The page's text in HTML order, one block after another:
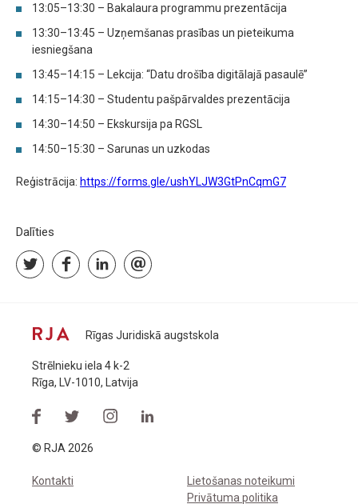
13:05–13:30 – Bakalaura programmu prezentācija
13:30–13:45 – Uzņemšanas prasības un pieteikuma
iesniegšana
13:45–14:15 – Lekcija: “Datu drošība digitālajā pasaulē”
14:15–14:30 – Studentu pašpārvaldes prezentācija
14:30–14:50 – Ekskursija pa RGSL
14:50–15:30 – Sarunas un uzkodas
Reģistrācija: https://forms.gle/ushYLJW3GtPnCqmG7
Dalīties
Rīgas Juridiskā augstskola
Strēlnieku iela 4 k-2
Rīga, LV-1010, Latvija
© RJA 2026
Kontakti
Lietošanas noteikumi
Privātuma politika